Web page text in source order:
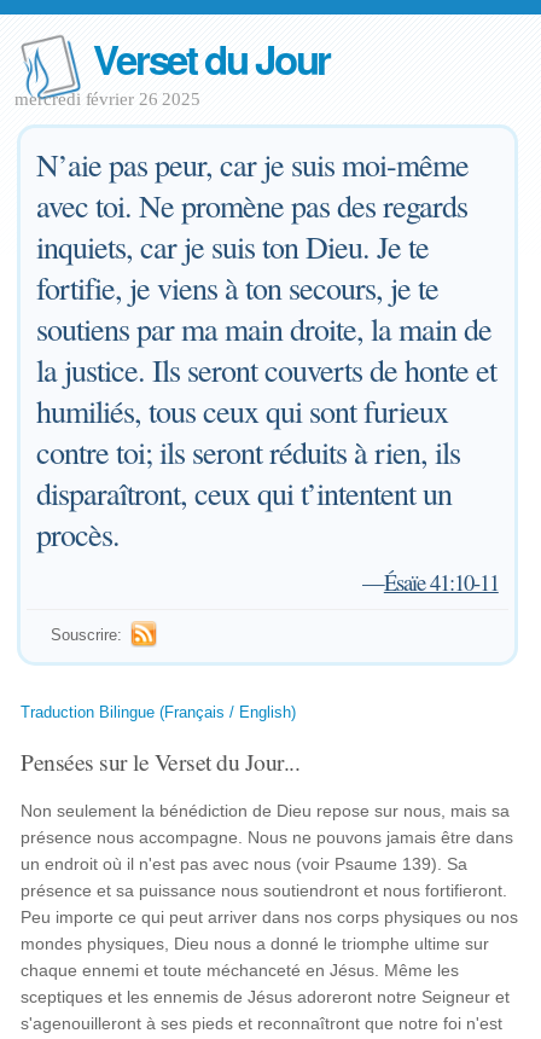
Verset du Jour
mercredi février 26 2025
N’aie pas peur, car je suis moi-même
avec toi. Ne promène pas des regards
inquiets, car je suis ton Dieu. Je te
fortifie, je viens à ton secours, je te
soutiens par ma main droite, la main de
la justice. Ils seront couverts de honte et
humiliés, tous ceux qui sont furieux
contre toi; ils seront réduits à rien, ils
disparaîtront, ceux qui t’intentent un
procès.
—Ésaïe 41:10-11
Souscrire:
Traduction Bilingue (Français / English)
Pensées sur le Verset du Jour...
Non seulement la bénédiction de Dieu repose sur nous, mais sa
présence nous accompagne. Nous ne pouvons jamais être dans
un endroit où il n'est pas avec nous (voir Psaume 139). Sa
présence et sa puissance nous soutiendront et nous fortifieront.
Peu importe ce qui peut arriver dans nos corps physiques ou nos
mondes physiques, Dieu nous a donné le triomphe ultime sur
chaque ennemi et toute méchanceté en Jésus. Même les
sceptiques et les ennemis de Jésus adoreront notre Seigneur et
s'agenouilleront à ses pieds et reconnaîtront que notre foi n'est